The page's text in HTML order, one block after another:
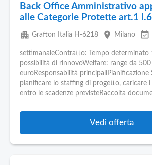
Back Office Amministrativo
alle Categorie Protette art.1
apartment Grafton Italia H-6218 place Milano event_available
settimanaleContratto: Tempo determinato
possibilità di rinnovoWelfare: range da
euroResponsabilità principaliPianificazione
pianificare lo staffing di progetto, caricare
entro le scadenze previsteRaccolta
Vedi offerta